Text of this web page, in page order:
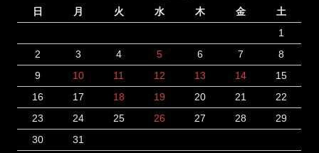
日 月 火 水 木 金
土
1
2
3 4 5 6 7
8
9
10 11 12 13 14
15
16
17 18 19 20 21
22
23
24 25 26 27 28
29
30
31